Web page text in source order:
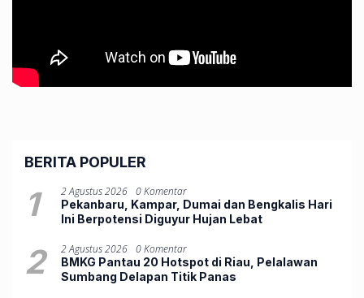
BERITA POPULER
1 2 Agustus 2026 0 Komentar
Pekanbaru, Kampar, Dumai dan Bengkalis Hari
Ini Berpotensi Diguyur Hujan Lebat
2 2 Agustus 2026 0 Komentar
BMKG Pantau 20 Hotspot di Riau, Pelalawan
Sumbang Delapan Titik Panas